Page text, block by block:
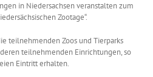
in Niedersachsen veranstalten zum
Zootage“.
teilnehmenden Zoos und Tierparks
teilnehmenden Einrichtungen, so
Eintritt erhalten.